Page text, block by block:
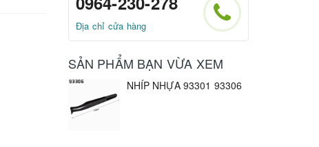
Địa chỉ cửa hàng
SẢN PHẨM BẠN VỪA XEM
NHÍP NHỰA 93301 93306